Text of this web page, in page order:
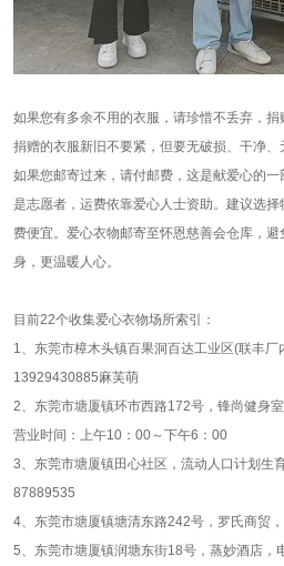
如果您有多余不用的衣服，请珍惜不丢弃，捐
捐赠的衣服新旧不要紧，但要无破损、干净、
如果您邮寄过来，请付邮费，这是献爱心的
是志愿者，运费依靠爱心人士资助。建议选
费便宜。爱心衣物邮寄至怀恩慈善会仓库，
身，更温暖人心。
目前22个收集爱心衣物场所索引：
1、东莞市樟木头镇百果洞百达工业区(联丰厂
13929430885麻芙萌
2、东莞市塘厦镇环市西路172号，锋尚健身
营业时间：上午10：00～下午6：00
3、东莞市塘厦镇田心社区，流动人口计划生
87889535
4、东莞市塘厦镇塘清东路242号，罗氏商贸
5、东莞市塘厦镇润塘东街18号，蒸妙酒店，